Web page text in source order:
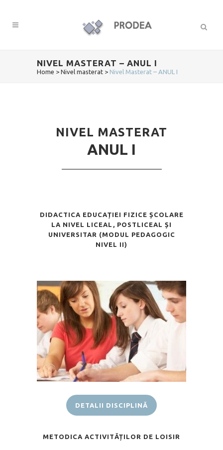
NIVEL MASTERAT – ANUL I
Home > Nivel masterat > Nivel Masterat – ANUL I
NIVEL MASTERAT
ANUL I
DIDACTICA EDUCAȚIEI FIZICE ȘCOLARE
LA NIVEL LICEAL, POSTLICEAL ȘI
UNIVERSITAR (MODUL PEDAGOGIC
NIVEL II)
DETALII DISCIPLINĂ
METODICA ACTIVITĂȚILOR DE LOISIR